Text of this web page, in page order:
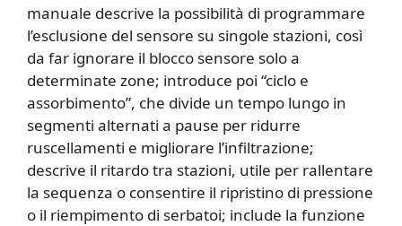
manuale descrive la possibilità di programmare
l’esclusione del sensore su singole stazioni, così
da far ignorare il blocco sensore solo a
determinate zone; introduce poi “ciclo e
assorbimento”, che divide un tempo lungo in
segmenti alternati a pause per ridurre
ruscellamenti e migliorare l’infiltrazione;
descrive il ritardo tra stazioni, utile per rallentare
la sequenza o consentire il ripristino di pressione
o il riempimento di serbatoi; include la funzione